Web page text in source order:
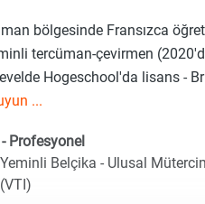
bölgesinde Fransızca
tercüman-çevirmen
Hogeschool'da lisans -
...
- Profesyonel
Yeminli Belçika - Ulusal
(VTI)